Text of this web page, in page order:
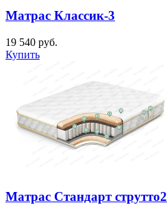
Матрас Классик-3
19 540 руб.
Купить
Матрас Стандарт струтто2